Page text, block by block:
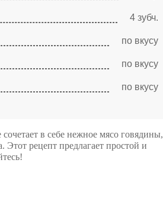
4 зубч.
по вкусу
по вкусу
по вкусу
в себе нежное мясо говядины,
рецепт предлагает простой и